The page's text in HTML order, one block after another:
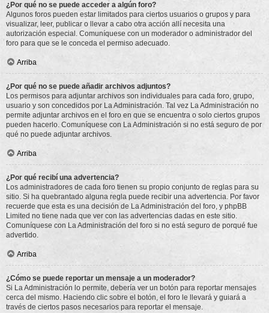
¿Por qué no se puede acceder a algún foro?
Algunos foros pueden estar limitados para ciertos usuarios o grupos y para
visualizar, leer, publicar o llevar a cabo otra acción allí necesita una
autorización especial. Comuníquese con un moderador o administrador del
foro para que se le conceda el permiso adecuado.
Arriba
¿Por qué no se puede añadir archivos adjuntos?
Los permisos para adjuntar archivos son individuales para cada foro, grupo,
usuario y son concedidos por La Administración. Tal vez La Administración no
permite adjuntar archivos en el foro en que se encuentra o solo ciertos grupos
pueden hacerlo. Comuníquese con La Administración si no está seguro de por
qué no puede adjuntar archivos.
Arriba
¿Por qué recibí una advertencia?
Los administradores de cada foro tienen su propio conjunto de reglas para su
sitio. Si ha quebrantado alguna regla puede recibir una advertencia. Por favor
recuerde que esta es una decisión de La Administración del foro, y phpBB
Limited no tiene nada que ver con las advertencias dadas en este sitio.
Comuníquese con La Administración del foro si no está seguro de porqué fue
advertido.
Arriba
¿Cómo se puede reportar un mensaje a un moderador?
Si La Administración lo permite, debería ver un botón para reportar mensajes
cerca del mismo. Haciendo clic sobre el botón, el foro le llevará y guiará a
través de ciertos pasos necesarios para reportar el mensaje.